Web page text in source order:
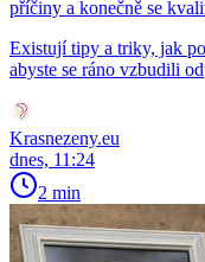
příčiny a konečně se
Existují tipy a triky, jak
abyste se ráno vzbudili
Krasnezeny.eu
dnes, 11:24
2 min